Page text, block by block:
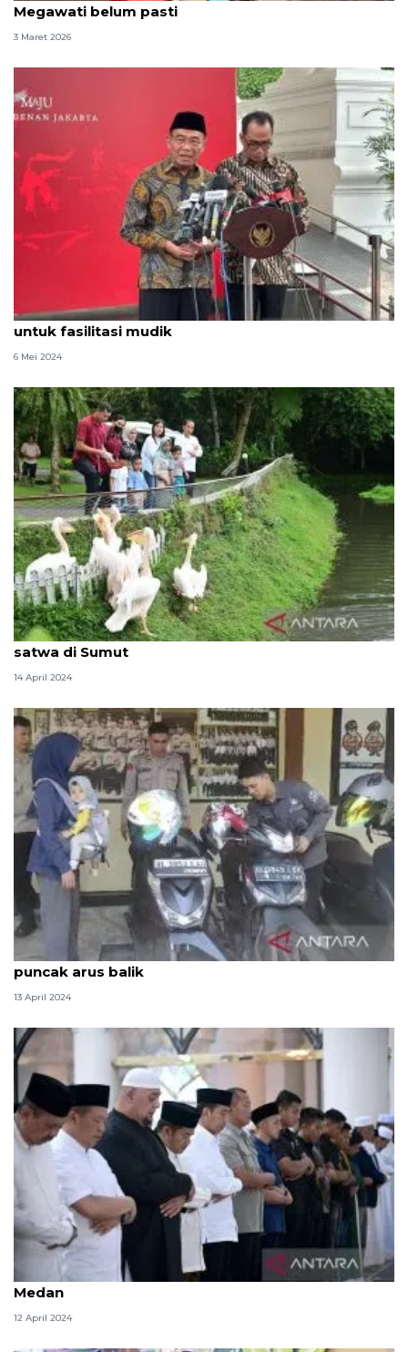
Megawati belum pasti
3 Maret 2026
Presiden perintahkan penambahan "rest area"
untuk fasilitasi mudik
6 Mei 2024
Presiden Jokowi ajak cucu wisata pengenalan
satwa di Sumut
14 April 2024
Kemarin, waspada potensi pasang air laut hingga
puncak arus balik
13 April 2024
Presiden Jokowi shalat Jumat di Masjid Agung Kota
Medan
12 April 2024